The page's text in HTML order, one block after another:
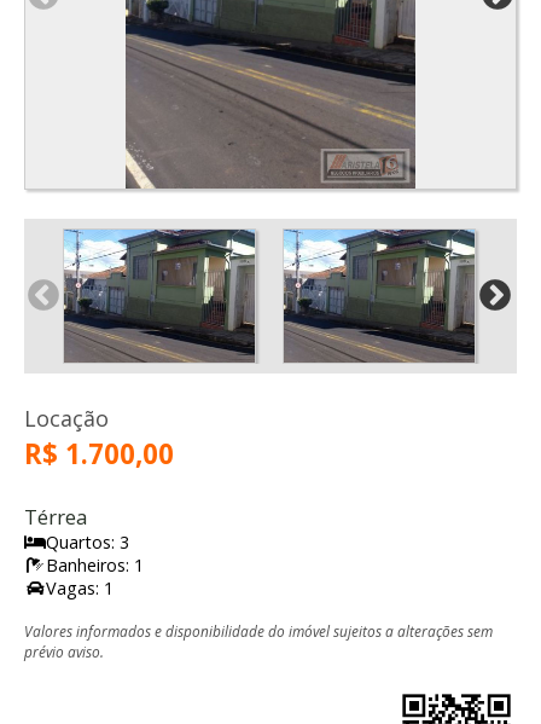
Locação
R$ 1.700,00
Térrea
Quartos: 3
Banheiros: 1
Vagas: 1
Valores informados e disponibilidade do imóvel sujeitos a alterações sem
prévio aviso.